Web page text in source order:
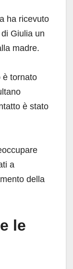
ha ricevuto
Giulia un
madre.
è tornato
è stato
a
della
le